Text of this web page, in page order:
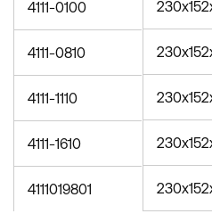
4111-0100
4111-0810
4111-1110
4111-1610
4111019801